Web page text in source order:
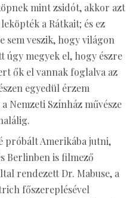
mint zsidót, akkor azt
a Rátkait; és ez
sem veszik, hogy világon
úgy megyek el, hogy észre
ők el vannak foglalva az
egyedül érzem
Nemzeti Színház művésze
próbált Amerikába jutni,
Berlinben is filmező
rendezett Dr. Mabuse, a
főszereplésével